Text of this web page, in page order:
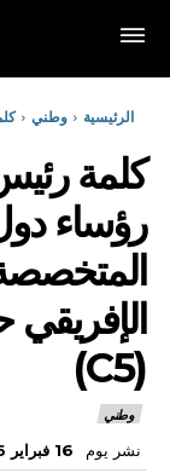
الرئيسية وطني
كلمة
رؤساء
(C5)
وطني
نشر يوم 16 فبراير 2026